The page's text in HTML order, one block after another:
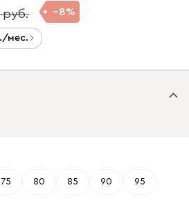
8
/мес.
75 80 85 90 95